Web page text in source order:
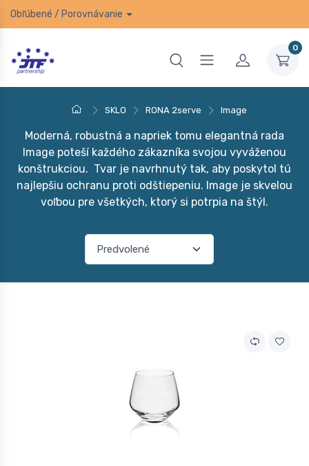
Obľúbené / Porovnávanie
0
SKLO RONA 2serve Image
Moderná, robustná a napriek tomu elegantná rada
Image poteší každého zákazníka svojou vyváženou
konštrukciou. Tvar je navrhnutý tak, aby poskytol tú
najlepšiu ochranu proti odštiepeniu. Image je skvelou
voľbou pre všetkých, ktorý si potrpia na štýl.